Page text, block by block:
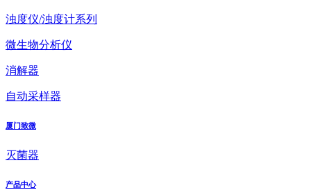
浊度仪/浊度计系列
微生物分析仪
消解器
自动采样器
厦门致微
灭菌器
产品中心